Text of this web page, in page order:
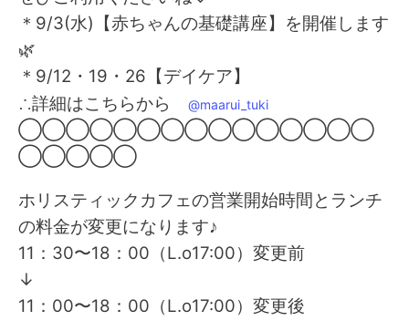
＊9/3(水)【赤ちゃんの基礎講座】を開催します
🌿
＊9/12・19・26【デイケア】
∴詳細はこちらから
@maarui_tuki
◯◯◯◯◯◯◯◯◯◯◯◯◯◯◯
◯◯◯◯◯
ホリスティックカフェの営業開始時間とランチ
の料金が変更になります♪
11：30〜18：00（L.o17:00）変更前
↓
11：00〜18：00（L.o17:00）変更後